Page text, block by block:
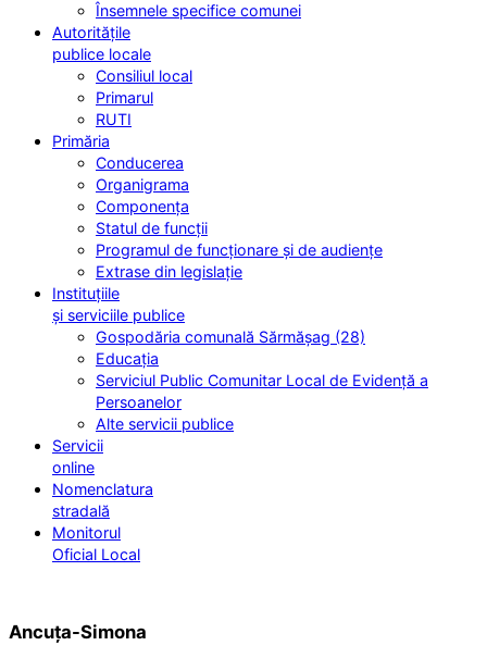
Însemnele specifice comunei
Autoritățile
publice locale
Consiliul local
Primarul
RUTI
Primăria
Conducerea
Organigrama
Componența
Statul de funcții
Programul de funcționare și de audiențe
Extrase din legislație
Instituțiile
și serviciile publice
Gospodăria comunală Sărmășag (28)
Educația
Serviciul Public Comunitar Local de Evidență a
Persoanelor
Alte servicii publice
Servicii
online
Nomenclatura
stradală
Monitorul
Oficial Local
Ancuța-Simona